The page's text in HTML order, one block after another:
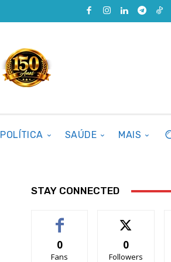
POLÍTICA SAÚDE MAIS
STAY CONNECTED
0
Fans
0
Followers